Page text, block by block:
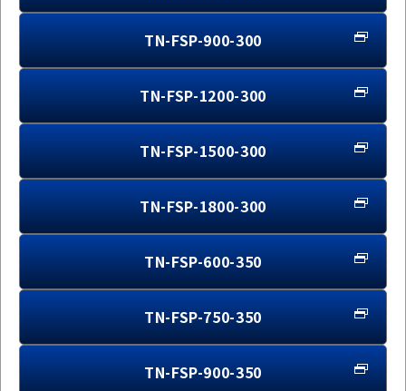
TN-FSP-900-300
TN-FSP-1200-300
TN-FSP-1500-300
TN-FSP-1800-300
TN-FSP-600-350
TN-FSP-750-350
TN-FSP-900-350